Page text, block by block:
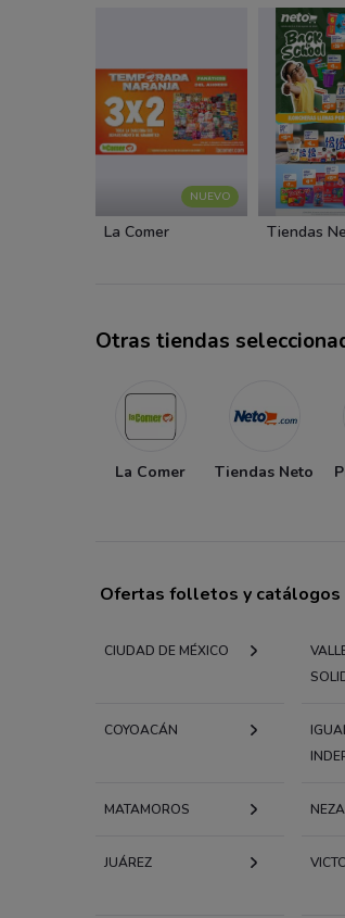
NUEVO
La Comer Tiendas
Otras tiendas
La Comer Tiendas Neto
Ofertas folletos y catálogos
CIUDAD DE MÉXICO
COYOACÁN
MATAMOROS
JUÁREZ